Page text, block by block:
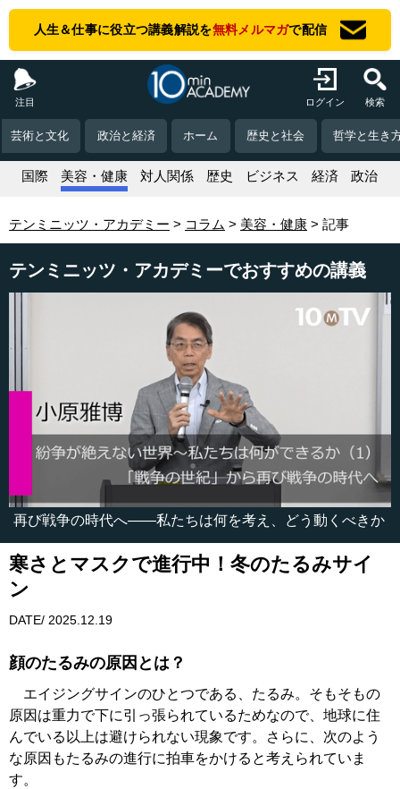
人生＆仕事に役立つ講義解説を無料メルマガで配信
注目 ログイン 検索
芸術と文化 政治と経済 ホーム 歴史と社会 哲学と生き
国際 美容・健康 対人関係 歴史 ビジネス 経済 政治
テンミニッツ・アカデミー コラム 美容・健康 記事
テンミニッツ・アカデミーでおすすめの講義
再び戦争の時代へ――私たちは何を考え、どう動くべきか
寒さとマスクで進行中！冬のたるみサイ
ン
DATE/ 2025.12.19
顔のたるみの原因とは？
エイジングサインのひとつである、たるみ。そもそもの
原因は重力で下に引っ張られているためなので、地球に住
んでいる以上は避けられない現象です。さらに、次のよう
な原因もたるみの進行に拍車をかけると考えられていま
す。